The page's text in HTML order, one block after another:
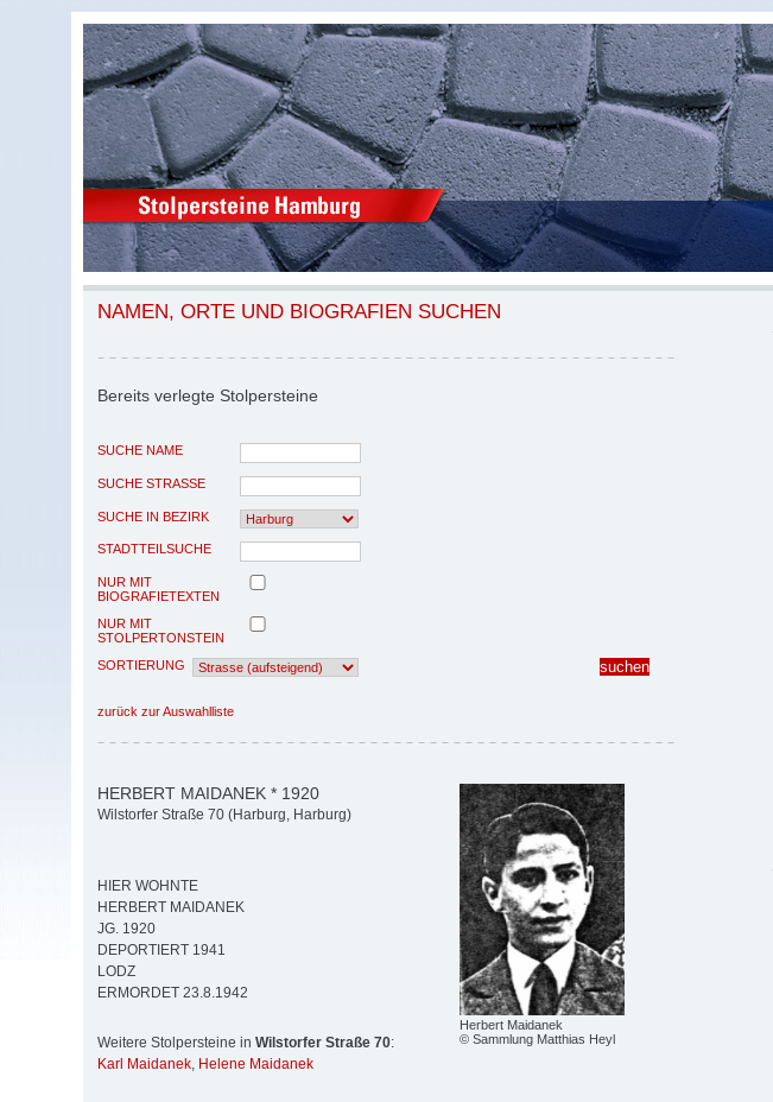
NAMEN, ORTE UND BIOGRAFIEN SUCHEN
Bereits verlegte Stolpersteine
SUCHE NAME
SUCHE STRASSE
SUCHE IN BEZIRK
STADTTEILSUCHE
NUR MIT
BIOGRAFIETEXTEN
NUR MIT
STOLPERTONSTEIN
SORTIERUNG
zurück zur Auswahlliste
Herbert Maidanek
© Sammlung Matthias Heyl
HERBERT MAIDANEK * 1920
Wilstorfer Straße 70 (Harburg, Harburg)
HIER WOHNTE
HERBERT MAIDANEK
JG. 1920
DEPORTIERT 1941
LODZ
ERMORDET 23.8.1942
Weitere Stolpersteine in Wilstorfer Straße 70:
Karl Maidanek, Helene Maidanek